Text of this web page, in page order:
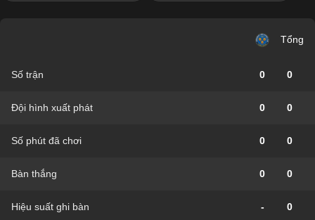
Tổng
Số trận 0 0
Đội hình xuất phát 0 0
Số phút đã chơi 0 0
Bàn thắng 0 0
Hiệu suất ghi bàn - 0